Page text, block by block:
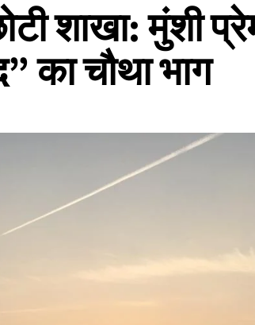
शाखा: मुंशी
का चौथा भाग